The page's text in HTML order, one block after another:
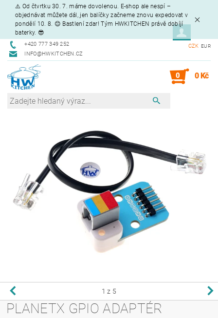
⚠️ Od čtvrtku 30. 7. máme dovolenou. E-shop ale nespí –
objednávat můžete dál, jen balíčky začneme znovu expedovat v
pondělí 10. 8. 😊 Bastlení zdar! Tým HWKITCHEN právě dobíjí
baterky. 😎
+420 777 349 252
INFO@HWKITCHEN.CZ
CZK EUR
0 0 Kč
1 z 5
PLANETX GPIO ADAPTÉR